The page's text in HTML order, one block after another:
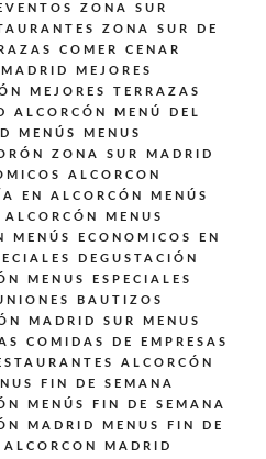
ZONA SUR
ZONA SUR DE
COMER CENAR
MEJORES
MEJORES TERRAZAS
ALCORCÓN
MENÚ DEL
MENÚS
MENUS
ZONA SUR MADRID
ALCORCON
EN ALCORCÓN
MENÚS
MENUS
MENÚS ECONOMICOS EN
DEGUSTACIÓN
MENUS ESPECIALES
BAUTIZOS
MADRID SUR
MENUS
COMIDAS DE EMPRESAS
ALCORCÓN
FIN DE SEMANA
MENÚS FIN DE SEMANA
MADRID
MENUS FIN DE
MADRID